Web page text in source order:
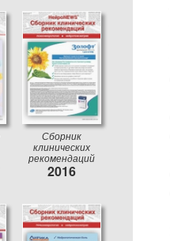
Сборник
клинических
рекомендаций
2016